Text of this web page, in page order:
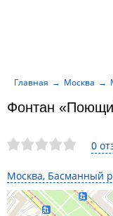
0
Москва, Басманный
Фонтан
Главная Москва